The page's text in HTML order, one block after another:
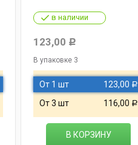
в наличии
123,00 Р
В упаковке 3
От 1 шт 123,00 Р
От 3 шт 116,00 Р
В КОРЗИНУ